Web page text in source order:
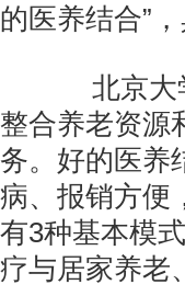
的医养结合”
北京大学
整合养老资源
务。好的医养
病、报销方便
有3种基本模
疗与居家养老